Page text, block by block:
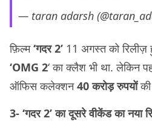
— taran adarsh
फ़िल्म‘गदर 2’ 11 अगस्त को रिलीज़
‘OMG 2‘ का क्लैश भी था. लेकिन
ऑफिस कलेक्शन40 करोड़ रुपयोंकी
3- ‘गदर 2’ का दूसरे वीकेंड का नया